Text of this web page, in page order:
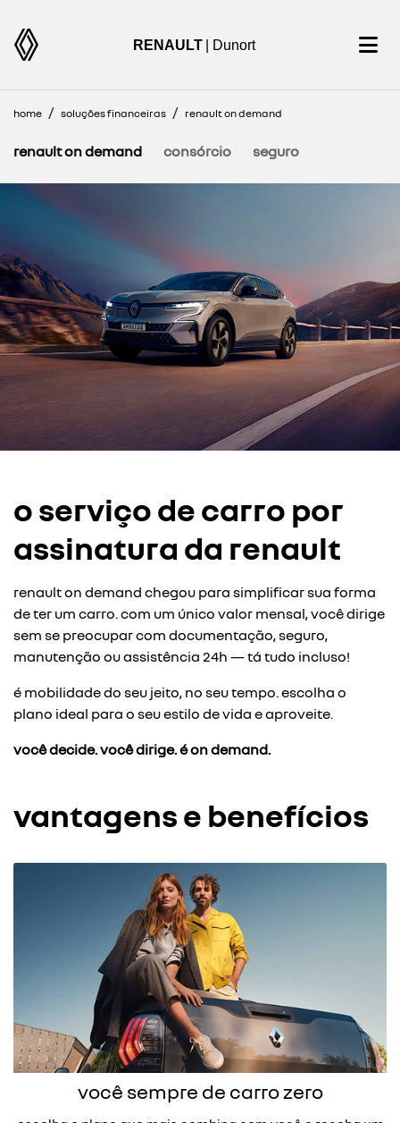
RENAULT | Dunort
home soluções financeiras renault on demand
consórcio seguro
renault on demand
o serviço de carro por
assinatura da renault
renault on demand chegou para simplificar sua forma
de ter um carro. com um único valor mensal, você dirige
sem se preocupar com documentação, seguro,
manutenção ou assistência 24h — tá tudo incluso!
é mobilidade do seu jeito, no seu tempo. escolha o
plano ideal para o seu estilo de vida e aproveite.
você decide. você dirige. é on demand.
vantagens e benefícios
você sempre de carro zero